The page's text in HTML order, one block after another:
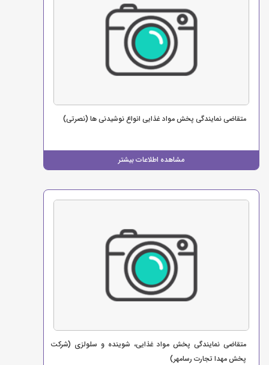
مشاهده اطلاعات بیشتر
متقاضی نمایندگی پخش مواد غذایی انواع نوشیدنی ها (نصرتی)
متقاضی نمایندگی پخش مواد غذایی، شوینده و سلولزی (شرکت
پخش مهدا تجارت رسامهر)